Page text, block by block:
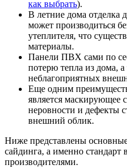
как выбрать).
В летние дома отделка
может производиться
утеплителя, что
материалы.
Панели ПВХ сами по
потерю тепла из дома,
неблагоприятных
Еще одним
является маскирующее
неровности и дефекты
внешний облик.
Ниже представлены
сайдинга, а именно
производителями.